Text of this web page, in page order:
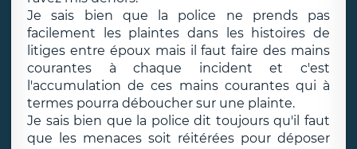
Je sais bien que la police ne prends pas
facilement les plaintes dans les histoires de
litiges entre époux mais il faut faire des mains
courantes à chaque incident et c'est
l'accumulation de ces mains courantes qui à
termes pourra déboucher sur une plainte.
Je sais bien que la police dit toujours qu'il faut
que les menaces soit réitérées pour déposer